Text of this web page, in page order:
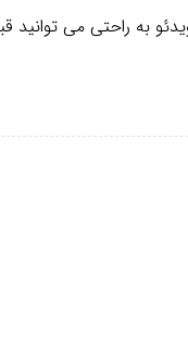
به راحتی می توانید